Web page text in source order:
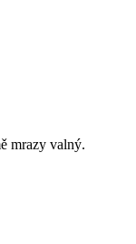
mrazy valný.